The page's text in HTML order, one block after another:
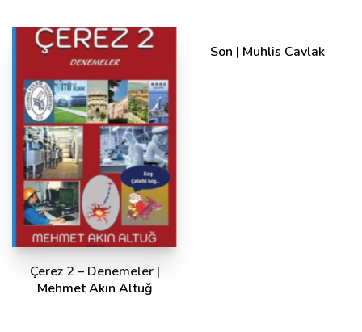
Çerez 2 – Denemeler |
Mehmet Akın Altuğ
Son | Muhlis Cavlak